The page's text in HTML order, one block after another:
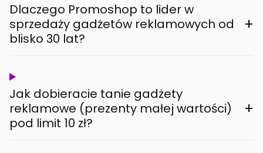
Dlaczego Promoshop to lider w
sprzedaży gadżetów reklamowych od
blisko 30 lat?
+
Jak dobieracie tanie gadżety
reklamowe (prezenty małej wartości)
pod limit 10 zł?
+